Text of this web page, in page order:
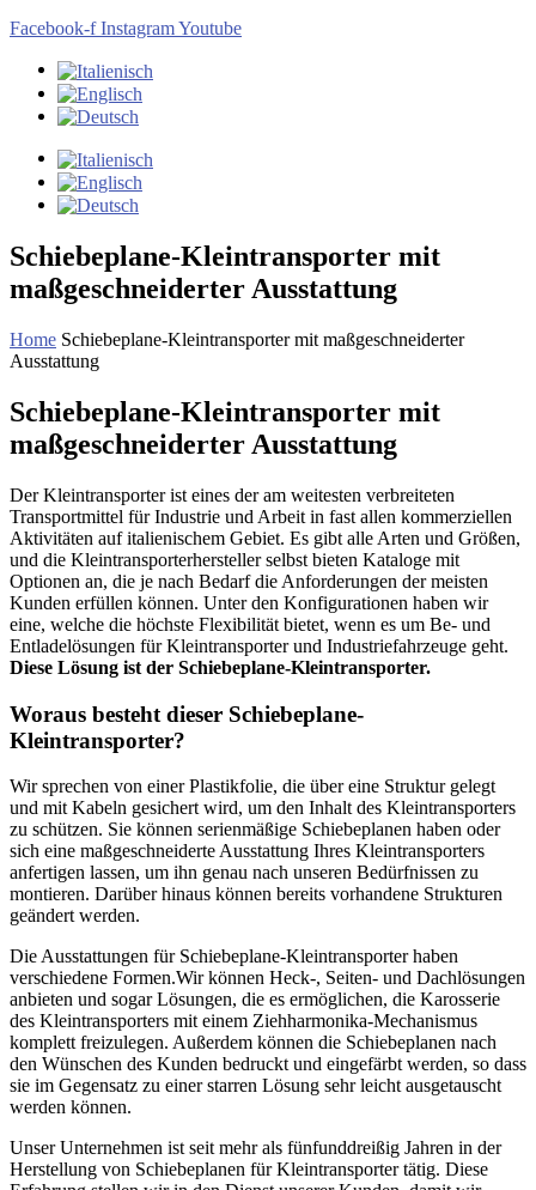
Facebook-f InstagramYoutube
Schiebeplane-Kleintransporter mit
maßgeschneiderter Ausstattung
Home Schiebeplane-Kleintransporter mit maßgeschneiderter
Ausstattung
Schiebeplane-Kleintransporter mit
maßgeschneiderter Ausstattung
Der Kleintransporter ist eines der am weitesten verbreiteten
Transportmittel für Industrie und Arbeit in fast allen kommerziellen
Aktivitäten auf italienischem Gebiet. Es gibt alle Arten und Größen,
und die Kleintransporterhersteller selbst bieten Kataloge mit
Optionen an, die je nach Bedarf die Anforderungen der meisten
Kunden erfüllen können. Unter den Konfigurationen haben wir
eine, welche die höchste Flexibilität bietet, wenn es um Be- und
Entladelösungen für Kleintransporter und Industriefahrzeuge geht.
Diese Lösung ist der Schiebeplane-Kleintransporter.
Woraus besteht dieser Schiebeplane-
Kleintransporter?
Wir sprechen von einer Plastikfolie, die über eine Struktur gelegt
und mit Kabeln gesichert wird, um den Inhalt des Kleintransporters
zu schützen. Sie können serienmäßige Schiebeplanen haben oder
sich eine maßgeschneiderte Ausstattung Ihres Kleintransporters
anfertigen lassen, um ihn genau nach unseren Bedürfnissen zu
montieren. Darüber hinaus können bereits vorhandene Strukturen
geändert werden.
Die Ausstattungen für Schiebeplane-Kleintransporter haben
verschiedene Formen.Wir können Heck-, Seiten- und Dachlösungen
anbieten und sogar Lösungen, die es ermöglichen, die Karosserie
des Kleintransporters mit einem Ziehharmonika-Mechanismus
komplett freizulegen. Außerdem können die Schiebeplanen nach
den Wünschen des Kunden bedruckt und eingefärbt werden, so dass
sie im Gegensatz zu einer starren Lösung sehr leicht ausgetauscht
werden können.
Unser Unternehmen ist seit mehr als fünfunddreißig Jahren in der
Herstellung von Schiebeplanen für Kleintransporter tätig. Diese